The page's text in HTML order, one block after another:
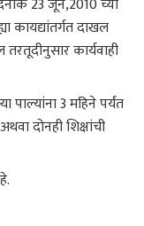
कायद्यांतर्गत दाखल
कार्यवाही
पाल्यांना 3 महिने पर्यंत
दोनही शिक्षांची